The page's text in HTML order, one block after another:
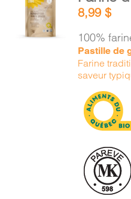
AU
PANIER
8,99$
100%
Pastille de
Farine
saveur